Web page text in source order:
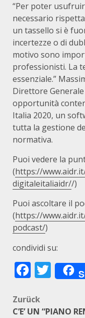
“Per poter
necessario
un tassello si è
incertezze o di
motivo sono
professionisti. La
essenziale.”
Direttore
opportunità
Italia 2020, un
tutta la gestione
normativa.
Puoi vedere la
(https://
digitaleitaliaidr//)
Puoi ascoltare il
(https://
podcast/)
condividi su:
Zurück
C’E’ UN “PIANO